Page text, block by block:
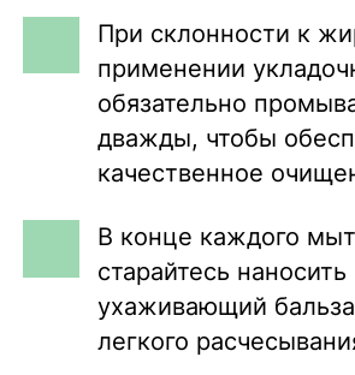
При склонности к
применении
обязательно
дважды, чтобы
качественное
В конце каждого
старайтесь наносить
ухаживающий
легкого